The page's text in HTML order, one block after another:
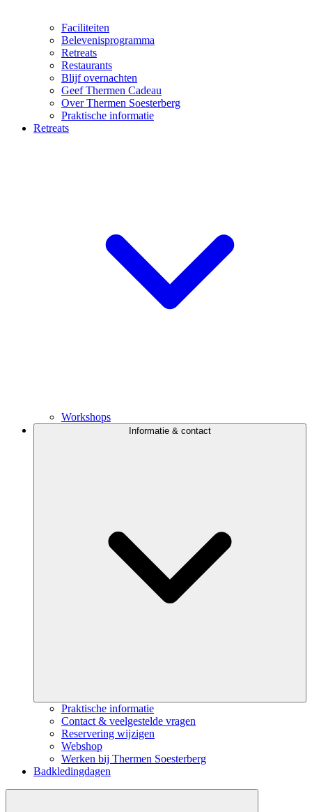
Faciliteiten
Belevenisprogramma
Retreats
Restaurants
Blijf overnachten
Geef Thermen Cadeau
Over Thermen Soesterberg
Praktische informatie
Retreats
Workshops
Informatie & contact
Praktische informatie
Contact & veelgestelde vragen
Reservering wijzigen
Webshop
Werken bij Thermen Soesterberg
Badkledingdagen